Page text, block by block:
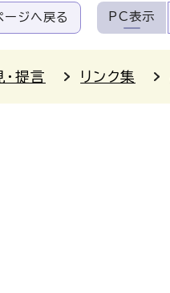
ージへ戻る PC表示
・提言 リンク集